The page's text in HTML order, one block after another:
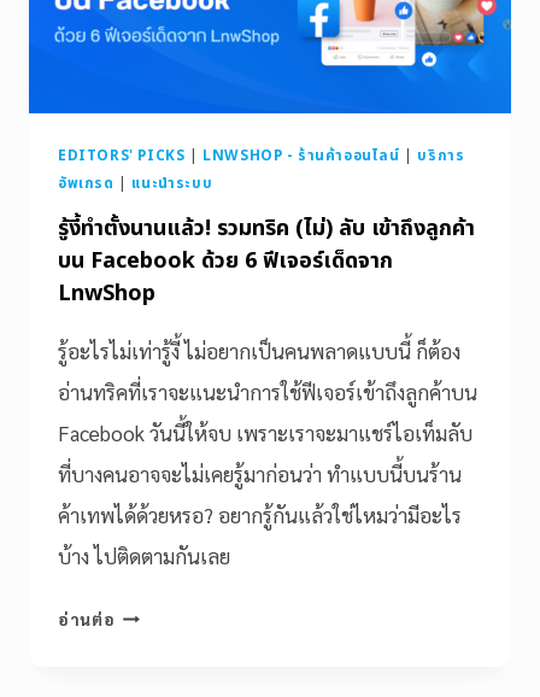
EDITORS' PICKS | LNWSHOP - ร้านค้าออนไลน์ | บริการ
อัพเกรด | แนะนำระบบ
รู้งี้ทำตั้งนานแล้ว! รวมทริค (ไม่) ลับ เข้าถึงลูกค้า
บน Facebook ด้วย 6 ฟีเจอร์เด็ดจาก
LnwShop
รู้อะไรไม่เท่ารู้งี้ ไม่อยากเป็นคนพลาดแบบนี้ ก็ต้อง
อ่านทริคที่เราจะแนะนำการใช้ฟีเจอร์เข้าถึงลูกค้าบน
Facebook วันนี้ให้จบ เพราะเราจะมาแชร์ไอเท็มลับ
ที่บางคนอาจจะไม่เคยรู้มาก่อนว่า ทำแบบนี้บนร้าน
ค้าเทพได้ด้วยหรอ? อยากรู้กันแล้วใช่ไหมว่ามีอะไร
บ้าง ไปติดตามกันเลย
อ่านต่อ